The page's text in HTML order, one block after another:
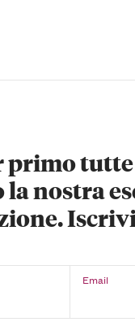
primo
la nostra
Email